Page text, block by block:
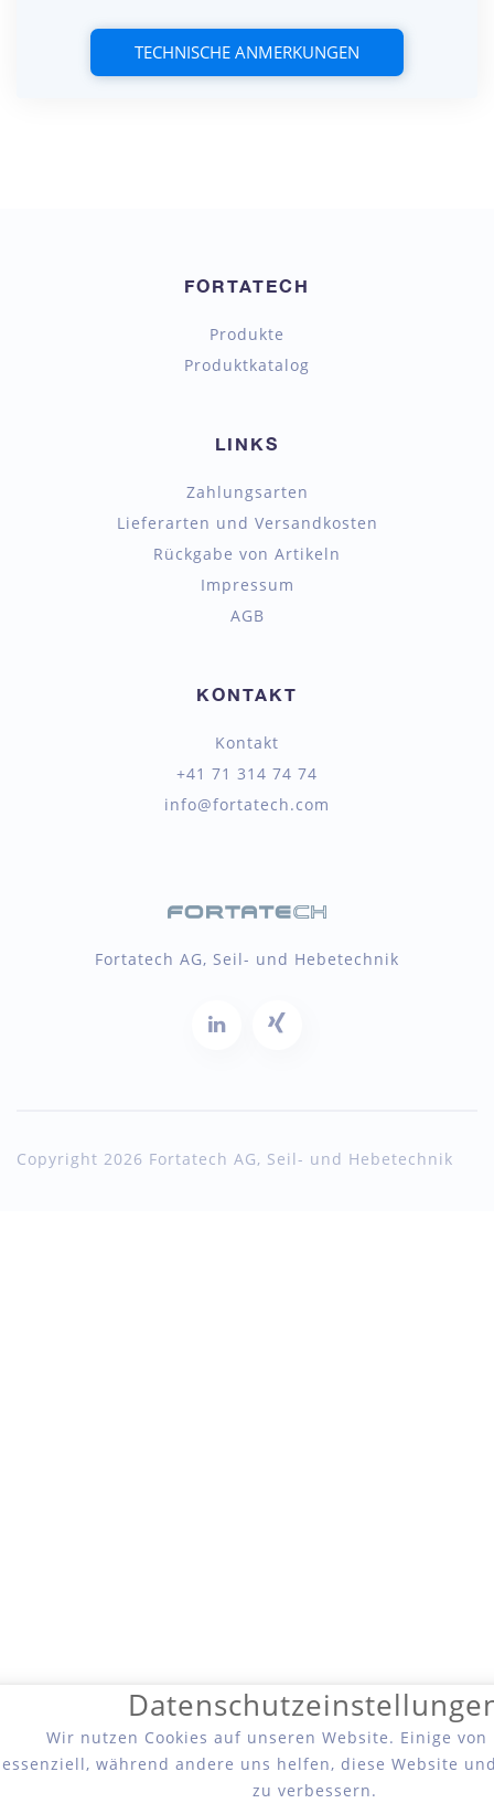
TECHNISCHE ANMERKUNGEN
FORTATECH
Produkte
Produktkatalog
LINKS
Zahlungsarten
Lieferarten und Versandkosten
Rückgabe von Artikeln
Impressum
AGB
KONTAKT
Kontakt
+41 71 314 74 74
info@fortatech.com
Fortatech AG, Seil- und Hebetechnik
Copyright 2026 Fortatech AG, Seil- und Hebetechnik
Wir nutzen Cookies auf unseren Website. Einige
essenziell, während andere uns helfen, diese Website
zu verbessern.